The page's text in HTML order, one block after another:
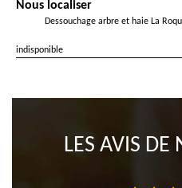
Nous localiser
Dessouchage arbre et haie La
indisponible
LES AVIS DE